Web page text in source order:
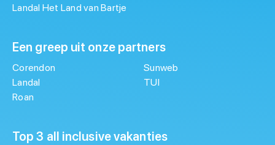
Landal Het Land van Bartje
Een greep uit onze partners
Corendon
Landal
Roan
Sunweb
TUI
Top 3 all inclusive vakanties